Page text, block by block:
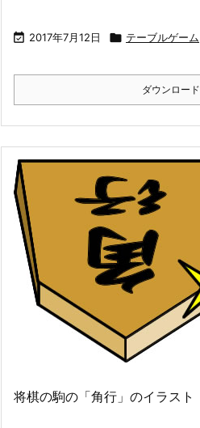
 2017年7月12日  テーブルゲーム
ダウンロード
将棋の駒の「角行」のイラスト